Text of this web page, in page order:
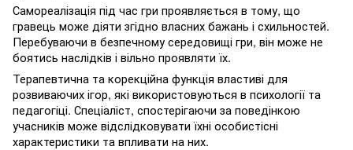
Самореалізація під час гри проявляється в тому, що
гравець може діяти згідно власних бажань і схильностей.
Перебуваючи в безпечному середовищі гри, він може не
боятись наслідків і вільно проявляти їх.
Терапевтична та корекційна функція властиві для
розвиваючих ігор, які використовуються в психології та
педагогіці. Спеціаліст, спостерігаючи за поведінкою
учасників може відслідковувати їхні особистісні
характеристики та впливати на них.